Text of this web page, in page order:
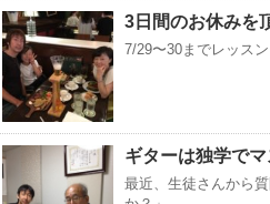
3日間のお休みを
7/29〜30までレッス
ギターは独学で
最近、生徒さんから